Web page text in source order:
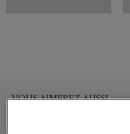
VOUS AIMEREZ AUSSI